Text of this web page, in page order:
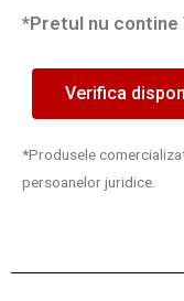
*Pretul nu contine
Verifica
*Produsele
persoanelor juridice.